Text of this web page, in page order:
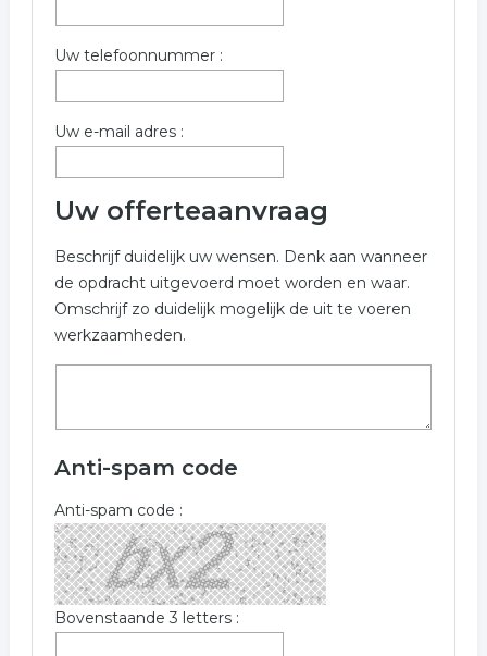
Apeldoorn.
Trefwoorden:
ambachtelijke producten
historische producten handgemaakt
Uw telefoonnummer :
Uw e-mail adres :
Uw offerteaanvraag
Beschrijf duidelijk uw wensen. Denk aan wanneer
de opdracht uitgevoerd moet worden en waar.
Omschrijf zo duidelijk mogelijk de uit te voeren
werkzaamheden.
Anti-spam code
Anti-spam code :
Bovenstaande 3 letters :